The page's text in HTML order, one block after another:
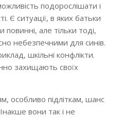
подорослішати і
Є ситуації, в яких батьки
повинні, але тільки тоді,
небезпечними для синів.
шкільні конфлікти.
захищають своїх
особливо підліткам, шанс
вони так і не